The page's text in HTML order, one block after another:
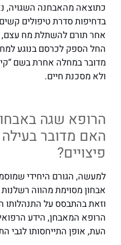
כתוצאה מהאבחנה השגויה,
בדחיפות סדרת טיפולים
אחר תורם להשתלת מח
החל הספק לכרסם בנוגע
מדובר במחלה אחרת בשם
ולא מסכנת חיים.
הרופא שגה
האם מדובר
פיצויים?
למעשה, הגורם היחידי
אבחון מסוימת מהווה
וזאת בהתבסס על התנהלותו
הרופא המאבחן, הידע
העת, אופן התייחסותו לגבי